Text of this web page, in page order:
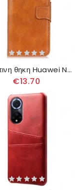
δερματινη θηκη Huawei Nova 9 / Honor 50 Αναστρέψιμο Κούμπωμα Με Εφέ Δέρματος
€13.70